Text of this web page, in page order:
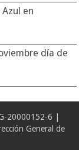
en
día de
20000152-6 |
General de